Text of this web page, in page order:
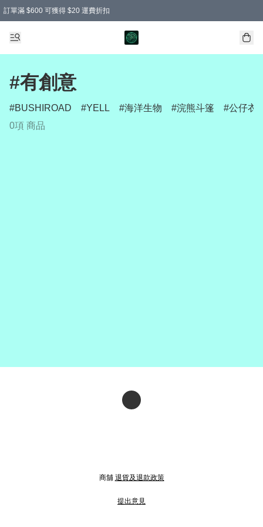
訂單滿 $600 可獲得 $20 運費折扣
#有創意
BUSHIROAD YELL 海洋生物 浣熊斗篷
公仔衣
0項 商品
商舖 退貨及退款政策
提出意見